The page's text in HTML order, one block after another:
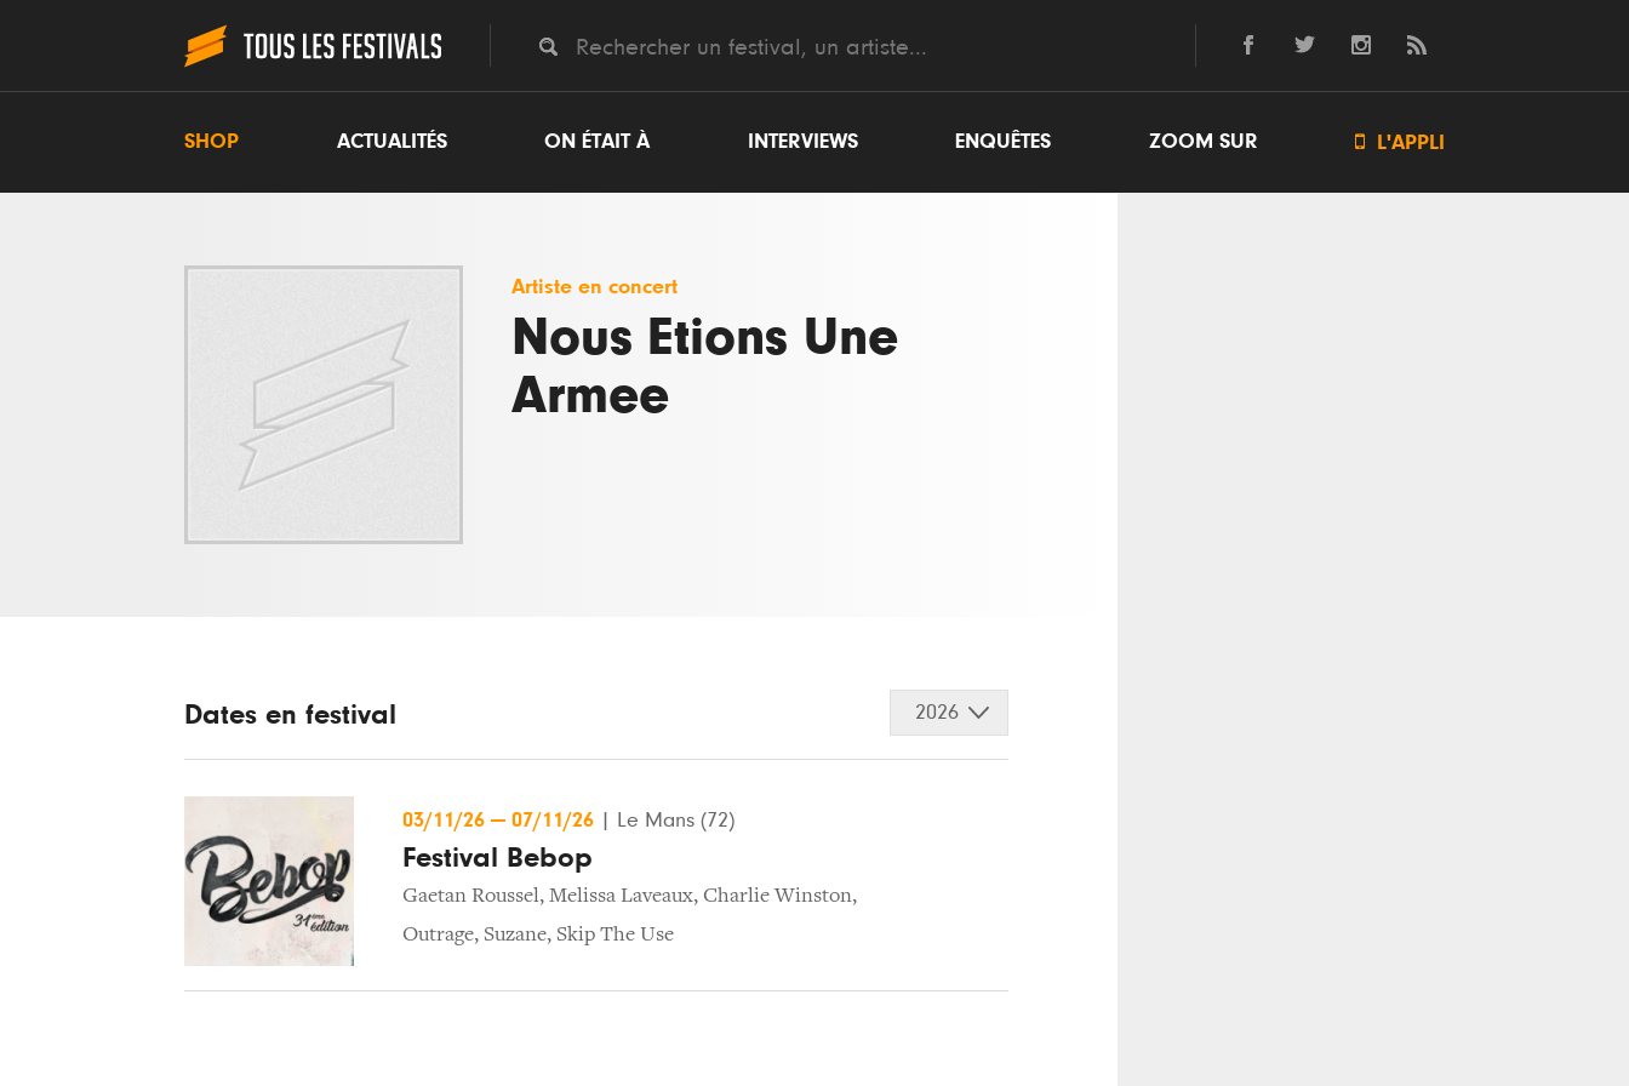
SHOP ACTUALITÉS ON ÉTAIT À INTERVIEWS ENQUÊTES ZOOM SUR  L'APPLI
Artiste en concert
Nous Etions Une
Armee
Dates en festival 2026
03/11/26 — 07/11/26 Le Mans (72)
Festival Bebop
Gaetan Roussel, Melissa Laveaux, Charlie Winston,
Outrage, Suzane, Skip The Use